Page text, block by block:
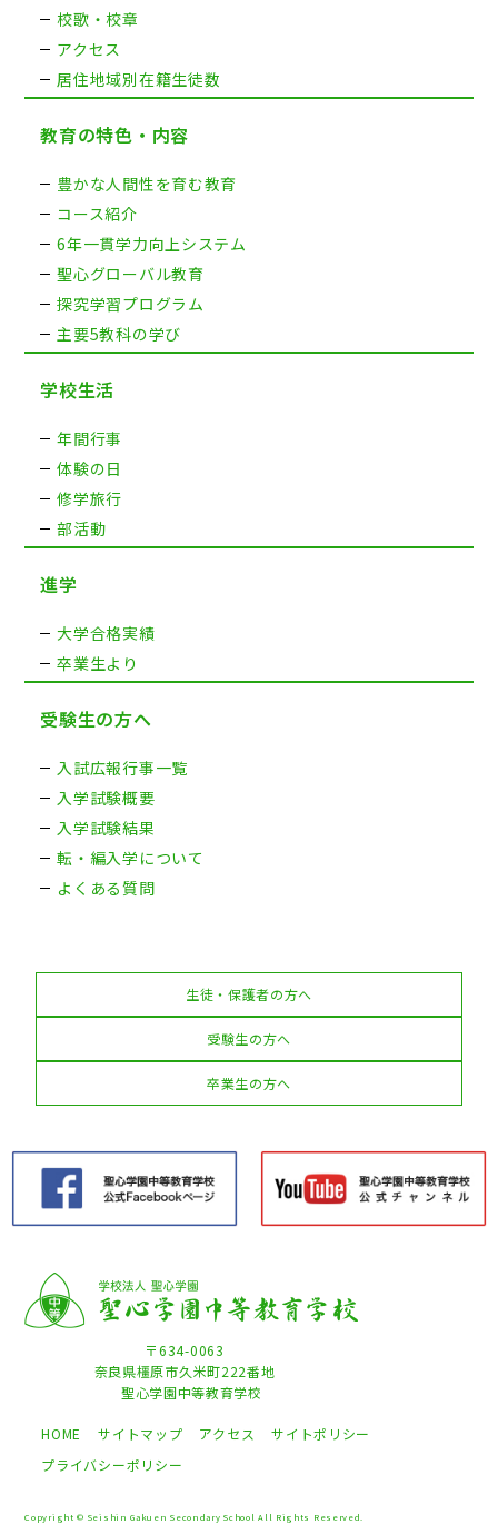
校歌・校章
アクセス
居住地域別在籍生徒数
教育の特色・内容
豊かな人間性を育む教育
コース紹介
6年一貫学力向上システム
聖心グローバル教育
探究学習プログラム
主要5教科の学び
学校生活
年間行事
体験の日
修学旅行
部活動
進学
大学合格実績
卒業生より
受験生の方へ
入試広報行事一覧
入学試験概要
入学試験結果
転・編入学について
よくある質問
生徒・保護者の方へ
受験生の方へ
卒業生の方へ
HOME サイトマップ アクセス
サイトポリシー
プライバシーポリシー
〒634-0063
奈良県橿原市久米町222番地
聖心学園中等教育学校
Copyright © Seishin Gakuen Secondary School All Rights Reserved.